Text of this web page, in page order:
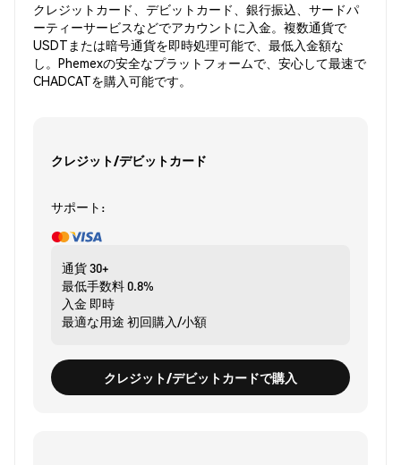
クレジットカード、デビットカード、銀行振込、サードパ
ーティーサービスなどでアカウントに入金。複数通貨で
USDTまたは暗号通貨を即時処理可能で、最低入金額な
し。Phemexの安全なプラットフォームで、安心して最速で
CHADCATを購入可能です。
クレジット/デビットカード
サポート:
通貨30+
最低手数料0.8%
入金 即時
最適な用途 初回購入/小額
クレジット/デビットカードで購入